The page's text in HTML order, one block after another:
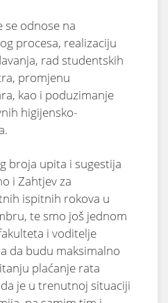
se odnose na
procesa, realizaciju
rad studentskih
promjenu
kao i poduzimanje
higijensko-
broja upita i sugestija
i Zahtjev za
ispitnih rokova u
te smo još jednom
i voditelje
da budu maksimalno
plaćanje rata
je u trenutnoj situaciji